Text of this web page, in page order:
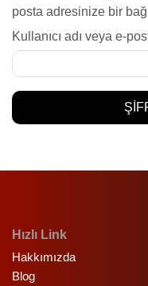
posta adresinize bir
Kullanıcı adı veya e-
Hızlı Link
Hakkımızda
Blog